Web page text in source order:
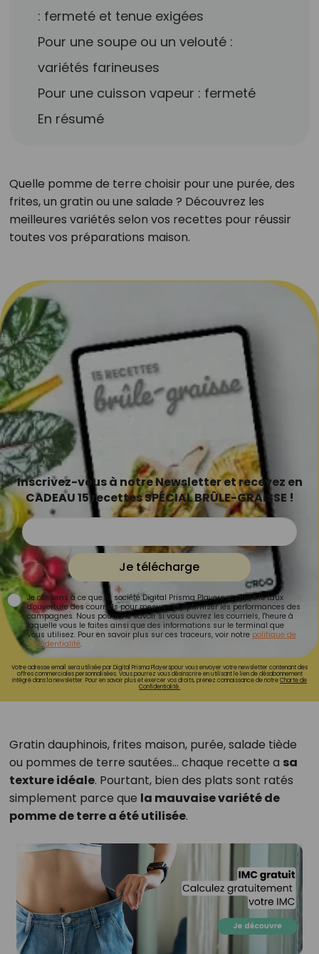
: fermeté et tenue exigées
Pour une soupe ou un velouté :
variétés farineuses
Pour une cuisson vapeur : fermeté
En résumé
Quelle pomme de terre choisir pour une purée, des
frites, un gratin ou une salade ? Découvrez les
meilleures variétés selon vos recettes pour réussir
toutes vos préparations maison.
Inscrivez-vous à notre Newsletter et recevez en
CADEAU 15 recettes SPÉCIAL BRÛLE-GRAISSE !
Je télécharge
Je consens à ce que la société Digital Prisma Players analyse le taux
d'ouverture des courriels pour mesurer et optimiser les performances des
campagnes. Nous pourrons savoir si vous ouvrez les courriels, l'heure à
laquelle vous le faites ainsi que des informations sur le terminal que
vous utilisez. Pour en savoir plus sur ces traceurs, voir notre politique de
confidentialité.
Votre adresse email sera utilisée par Digital Prisma Playerspour vous envoyer votre newsletter contenant des
offres commerciales personnalisées. Vous pourrez vous désinscrire en utilisant le lien de désabonnement
intégré dans la newsletter. Pour en savoir plus et exercer vos droits, prenez connaissance de notreCharte de
Confidentialité.
Gratin dauphinois, frites maison, purée, salade tiède
ou pommes de terre sautées… chaque recette a sa
texture idéale. Pourtant, bien des plats sont ratés
simplement parce que la mauvaise variété de
pomme de terre a été utilisée.